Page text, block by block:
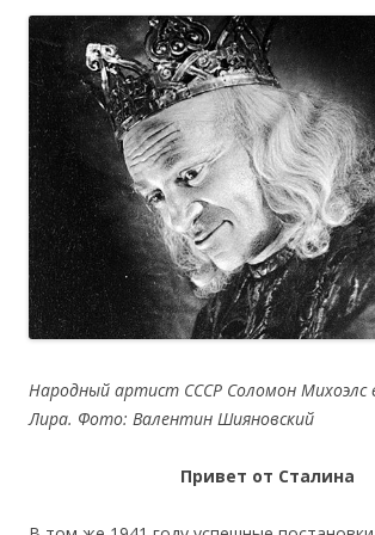
Народный артист СССР Соломон Михоэлс
Лира. Фото: Валентин Шияновский
Привет от Сталина